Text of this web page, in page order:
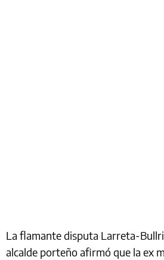
La flamante disputa Larreta-
alcalde porteño afirmó que la ex